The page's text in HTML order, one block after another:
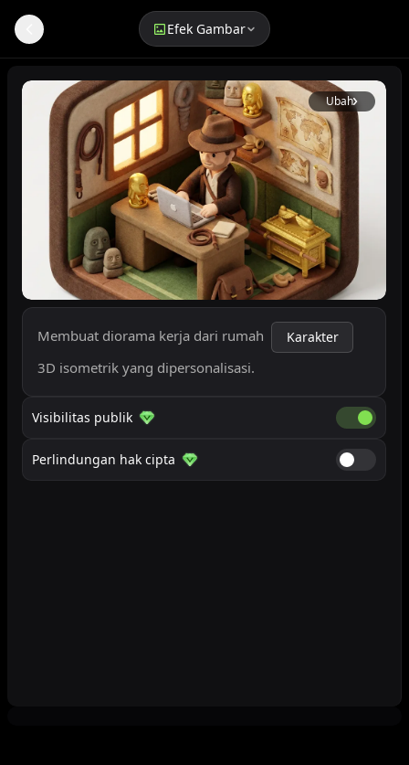
Efek Gambar
Generator Miniatur Home Office 3D AI
Adegan Home Office Mini
Ubah
Membuat diorama kerja dari rumah
Karakter
3D isometrik yang dipersonalisasi.
Visibilitas publik Visibilitas
Perlindungan hak cipta